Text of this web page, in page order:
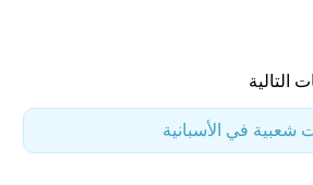
شعبية في الأسبانية